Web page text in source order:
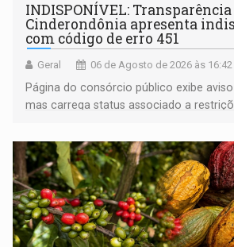
INDISPONÍVEL: Transparência
Cinderondônia apresenta
com código de erro 451
Geral 06 de Agosto de 2026 às 16:42
Página do consórcio público exibe
mas carrega status associado a